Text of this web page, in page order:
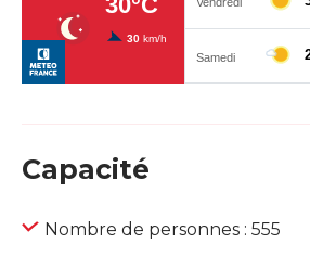
Capacité
Nombre de personnes : 555